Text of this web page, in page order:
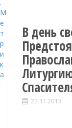
o
n
t
e
n
t
В день
22.11.2013